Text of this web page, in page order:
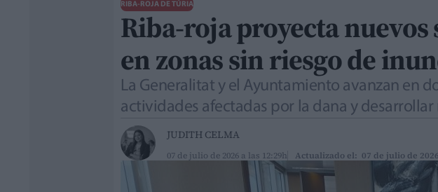
RIBA-ROJA DE TÚRIA
Riba-roja proyecta nuevos
en zonas sin riesgo de
La Generalitat y el Ayuntamiento avanzan en
actividades afectadas por la dana y desarrollar
JUDITH CELMA
07 de julio de 2026 a las 12:29h Actualizado el: 07 de julio de